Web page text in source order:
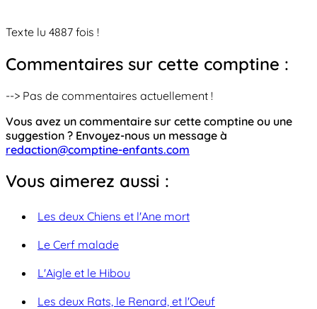
Texte lu 4887 fois !
Commentaires sur cette comptine :
--> Pas de commentaires actuellement !
Vous avez un commentaire sur cette comptine ou une
suggestion ? Envoyez-nous un message à
redaction@comptine-enfants.com
Vous aimerez aussi :
Les deux Chiens et l'Ane mort
Le Cerf malade
L'Aigle et le Hibou
Les deux Rats, le Renard, et l'Oeuf